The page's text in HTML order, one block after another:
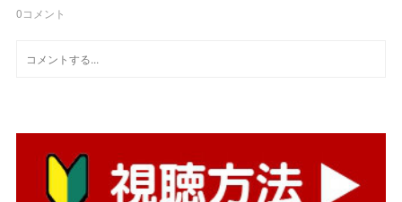
0コメント